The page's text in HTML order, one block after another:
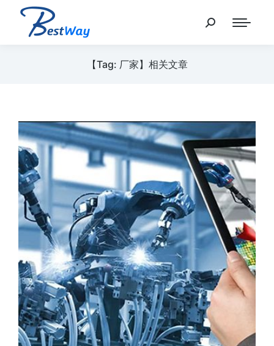
【Tag: 厂家】相关文章